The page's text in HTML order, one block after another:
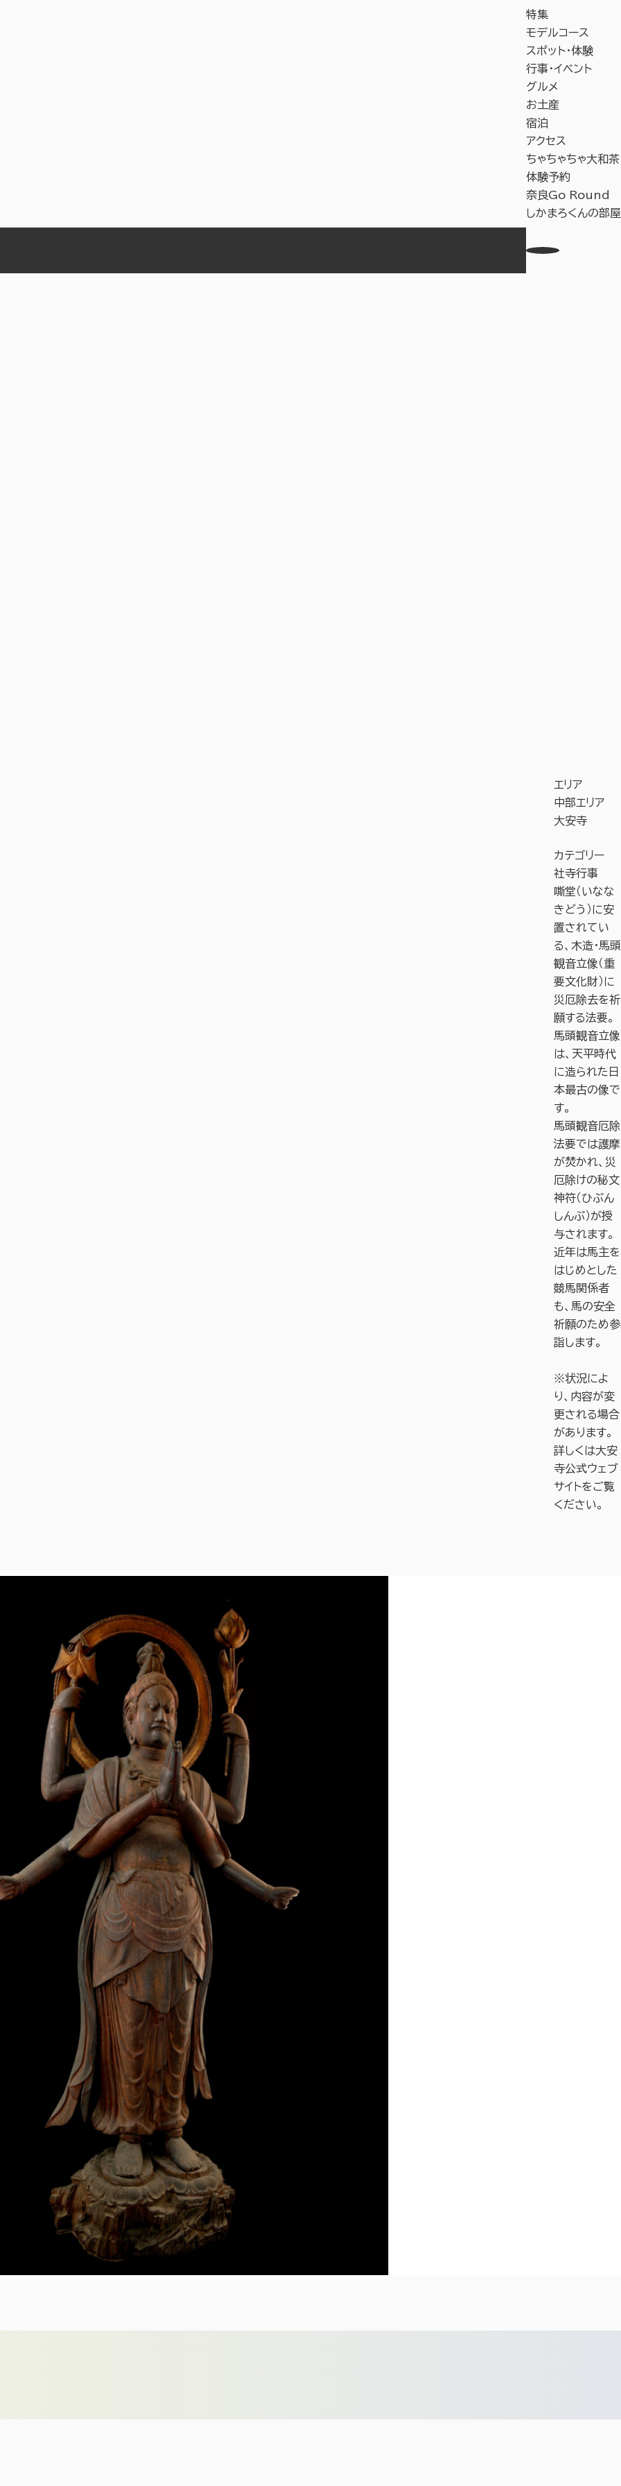
特集
モデルコース
スポット・体験
行事・イベント
グルメ
お土産
宿泊
アクセス
ちゃちゃちゃ大和茶
体験予約
奈良Go Round
しかまろくんの部屋
エリア
中部エリア
大安寺
カテゴリー
社寺行事
嘶堂（いなな
きどう）に安
置されてい
る、木造・馬頭
観音立像（重
要文化財）に
災厄除去を祈
願する法要。
馬頭観音立像
は、天平時代
に造られた日
本最古の像で
す。
馬頭観音厄除
法要では護摩
が焚かれ、災
厄除けの秘文
神符（ひぶん
しんぷ）が授
与されます。
近年は馬主を
はじめとした
競馬関係者
も、馬の安全
祈願のため参
詣します。
※状況によ
り、内容が変
更される場合
があります。
詳しくは大安
寺公式ウェブ
サイトをご覧
ください。